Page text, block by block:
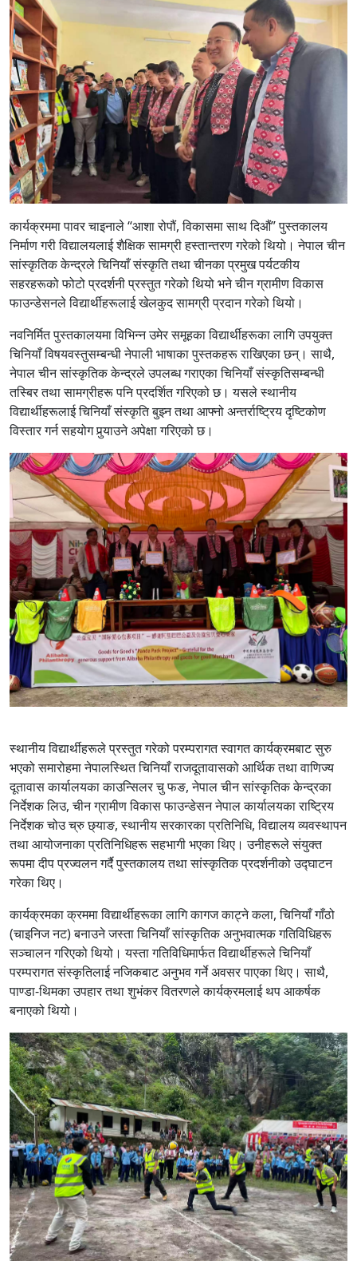
कार्यक्रममा पावर चाइनाले “आशा रोपौं, विकासमा साथ दिऔं” पुस्तकालय
निर्माण गरी विद्यालयलाई शैक्षिक सामग्री हस्तान्तरण गरेको थियो। नेपाल चीन
सांस्कृतिक केन्द्रले चिनियाँ संस्कृति तथा चीनका प्रमुख पर्यटकीय
सहरहरूको फोटो प्रदर्शनी प्रस्तुत गरेको थियो भने चीन ग्रामीण विकास
फाउन्डेसनले विद्यार्थीहरूलाई खेलकुद सामग्री प्रदान गरेको थियो।
नवनिर्मित पुस्तकालयमा विभिन्न उमेर समूहका विद्यार्थीहरूका लागि उपयुक्त
चिनियाँ विषयवस्तुसम्बन्धी नेपाली भाषाका पुस्तकहरू राखिएका छन्। साथै,
नेपाल चीन सांस्कृतिक केन्द्रले उपलब्ध गराएका चिनियाँ संस्कृतिसम्बन्धी
तस्बिर तथा सामग्रीहरू पनि प्रदर्शित गरिएको छ। यसले स्थानीय
विद्यार्थीहरूलाई चिनियाँ संस्कृति बुझ्न तथा आफ्नो अन्तर्राष्ट्रिय दृष्टिकोण
विस्तार गर्न सहयोग पुर्‍याउने अपेक्षा गरिएको छ।
स्थानीय विद्यार्थीहरूले प्रस्तुत गरेको परम्परागत स्वागत कार्यक्रमबाट सुरु
भएको समारोहमा नेपालस्थित चिनियाँ राजदूतावासको आर्थिक तथा वाणिज्य
दूतावास कार्यालयका काउन्सिलर चु फङ, नेपाल चीन सांस्कृतिक केन्द्रका
निर्देशक लिउ, चीन ग्रामीण विकास फाउन्डेसन नेपाल कार्यालयका राष्ट्रिय
निर्देशक चोउ च्रु छ्याङ, स्थानीय सरकारका प्रतिनिधि, विद्यालय व्यवस्थापन
तथा आयोजनाका प्रतिनिधिहरू सहभागी भएका थिए। उनीहरूले संयुक्त
रूपमा दीप प्रज्वलन गर्दै पुस्तकालय तथा सांस्कृतिक प्रदर्शनीको उद्घाटन
गरेका थिए।
कार्यक्रमका क्रममा विद्यार्थीहरूका लागि कागज काट्ने कला, चिनियाँ गाँठो
(चाइनिज नट) बनाउने जस्ता चिनियाँ सांस्कृतिक अनुभवात्मक गतिविधिहरू
सञ्चालन गरिएको थियो। यस्ता गतिविधिमार्फत विद्यार्थीहरूले चिनियाँ
परम्परागत संस्कृतिलाई नजिकबाट अनुभव गर्ने अवसर पाएका थिए। साथै,
पाण्डा-थिमका उपहार तथा शुभंकर वितरणले कार्यक्रमलाई थप आकर्षक
बनाएको थियो।